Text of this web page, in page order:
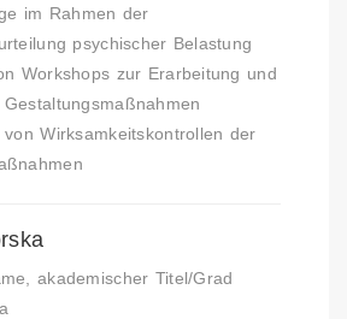
im Rahmen der
psychischer Belastung
Workshops zur Erarbeitung und
Wirksamkeitskontrollen der
akademischer Titel/Grad